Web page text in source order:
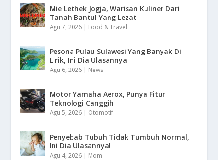
Mie Lethek Jogja, Warisan Kuliner Dari
Tanah Bantul Yang Lezat
Agu 7, 2026 | Food & Travel
Pesona Pulau Sulawesi Yang Banyak Di
Lirik, Ini Dia Ulasannya
Agu 6, 2026 | News
Motor Yamaha Aerox, Punya Fitur
Teknologi Canggih
Agu 5, 2026 | Otomotif
Penyebab Tubuh Tidak Tumbuh Normal,
Ini Dia Ulasannya!
Agu 4, 2026 | Mom